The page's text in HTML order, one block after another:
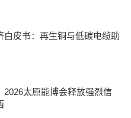
白皮书：再生铜与低碳电缆助
2026太原能博会释放强烈信